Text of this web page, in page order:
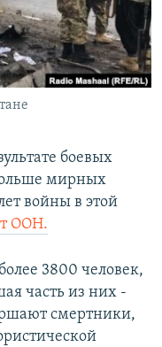
боевых
мирных
войны в этой
ООН.
3800 человек,
часть из них -
смертники,